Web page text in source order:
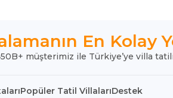
En Kolay
müşterimiz ile Türkiye’ye villa
Popüler Tatil VillalarıDestek